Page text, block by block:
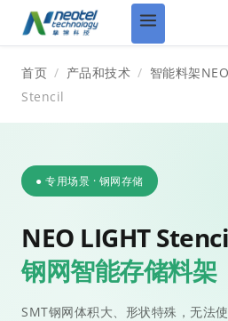
首页 / 产品和技术 / 智能料架
Stencil
● 专用场景 · 钢网存储
NEO LIGHT
钢网智能存储料架
SMT钢网体积大、形状特殊，无法